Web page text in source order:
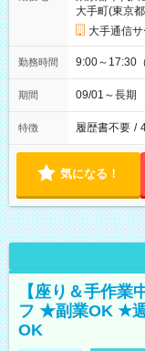
大手町(東京
大手通信
勤務時間 9:00～17:30
期間 09/01～長期
特徴 履歴書不要 /
気になる！
【座り＆手作
フ ★副業OK ★
OK